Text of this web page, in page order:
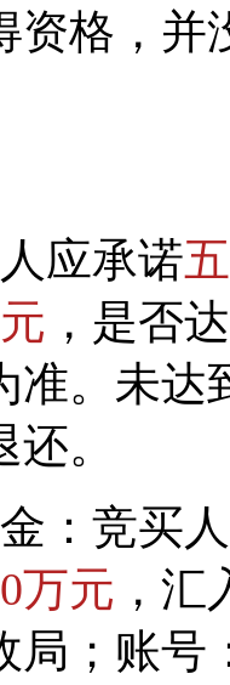
资格，
应承诺
，是否
准。未
还。
金：竞买
万元 ，
；账号